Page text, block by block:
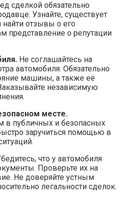
сделкой обязательно
Узнайте, существует
отзывы о его
представление о репутации
Не соглашайтесь на
автомобиля. Обязательно
машины, а также её
независимую
месте.
в публичных и безопасных
заручиться помощью в
что у автомобиля
Проверьте их на
Не доверяйте устным
легальности сделок.